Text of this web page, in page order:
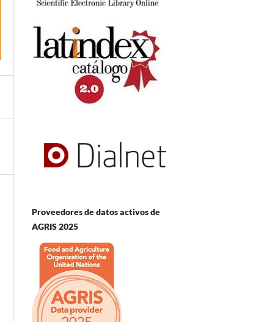
Proveedores de datos activos de
AGRIS 2025